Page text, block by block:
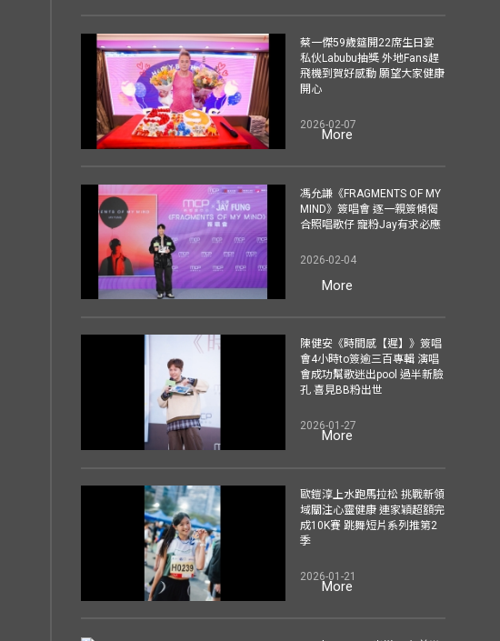
蔡一傑59歲筵開22席生日宴
私伙Labubu抽獎 外地Fans趕
飛機到賀好感動 願望大家健康
開心
2026-02-07
More
馮允謙《FRAGMENTS OF MY
MIND》簽唱會 逐一親簽傾偈
合照唱歌仔 寵粉Jay有求必應
2026-02-04
More
陳健安《時間感【遲】》簽唱
會4小時to簽逾三百專輯 演唱
會成功幫歌迷出pool 過半新臉
孔 喜見BB粉出世
2026-01-27
More
歐鎧淳上水跑馬拉松 挑戰新領
域關注心靈健康 連家穎超額完
成10K賽 跳舞短片系列推第2
季
2026-01-21
More